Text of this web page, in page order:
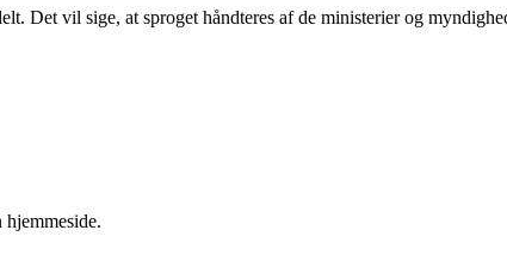
Det vil sige, at sproget håndteres af de ministerier og